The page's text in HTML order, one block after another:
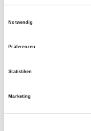
Notwendig
Präferenzen
Statistiken
Marketing
OG -
OG -
Auf dem Mendel